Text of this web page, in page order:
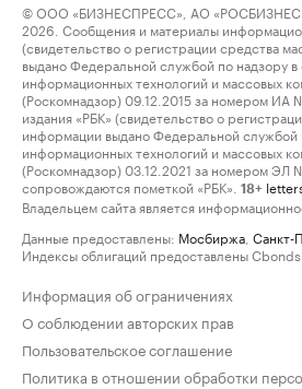
© ООО «БИЗНЕСПРЕСС», АО
2026. Сообщения и материалы
(свидетельство о регистрации средства
выдано Федеральной службой по надзору в
информационных технологий и массовых
(Роскомнадзор) 09.12.2015 за номером ИА
издания «РБК» (свидетельство о
информации выдано Федеральной службой
информационных технологий и массовых
(Роскомнадзор) 03.12.2021 за номером
сопровождаются пометкой «РБК».
18+
Владельцем сайта является
Данные предоставлены: Мосбиржа Санкт-
Индексы облигаций предоставлены Cbonds.
Информация об ограничениях
О соблюдении авторских прав
Пользовательское соглашение
Политика в отношении обработки